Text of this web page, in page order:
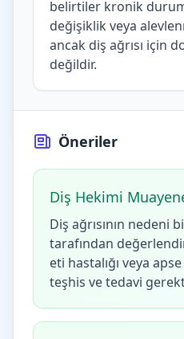
belirtiler kronik
değişiklik veya
ancak diş ağrısı için
değildir.
Öneriler
Diş Hekimi
Diş ağrısının nedeni
tarafından
eti hastalığı veya
teşhis ve tedavi